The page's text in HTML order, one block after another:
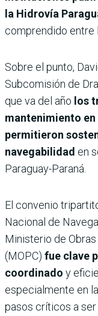
la Hidrovía
comprendido entre
Sobre el punto,
Subcomisión de
que va del año los
mantenimiento en
permitieron
navegabilidad en
Paraguay-Paraná.
El convenio
Nacional de
Ministerio de
(MOPC) fue clave
coordinado y
especialmente en
pasos críticos a